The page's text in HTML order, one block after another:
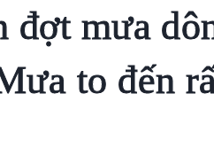
đợt mưa
to đến